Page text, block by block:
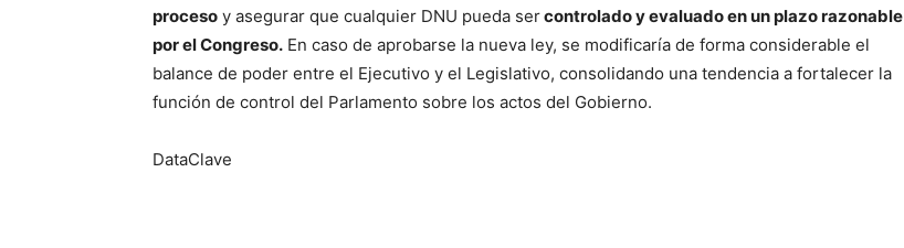
proceso y asegurar que cualquier DNU pueda sercontrolado y evaluado en un plazo razonable
por el Congreso. En caso de aprobarse la nueva ley, se modificaría de forma considerable el
balance de poder entre el Ejecutivo y el Legislativo, consolidando una tendencia a fortalecer la
función de control del Parlamento sobre los actos del Gobierno.
DataClave